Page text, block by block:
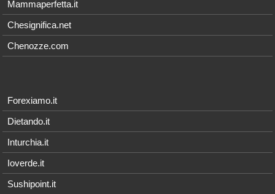
Mammaperfetta.it
Chesignifica.net
Chenozze.com
Forexiamo.it
Dietando.it
Inturchia.it
Ioverde.it
Sushipoint.it